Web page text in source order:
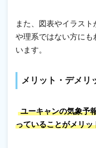
また、図表やイラス
や理系ではない方にも
います。
メリット・デメリ
ユーキャンの気象予
っていることがメリッ